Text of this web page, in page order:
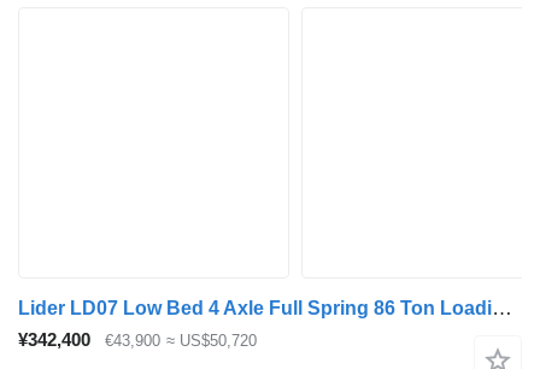
Lider LD07 Low Bed 4 Axle Full Spring 86 Ton Loading !Price Per Unit!
¥342,400 €43,900 ≈ US$50,720